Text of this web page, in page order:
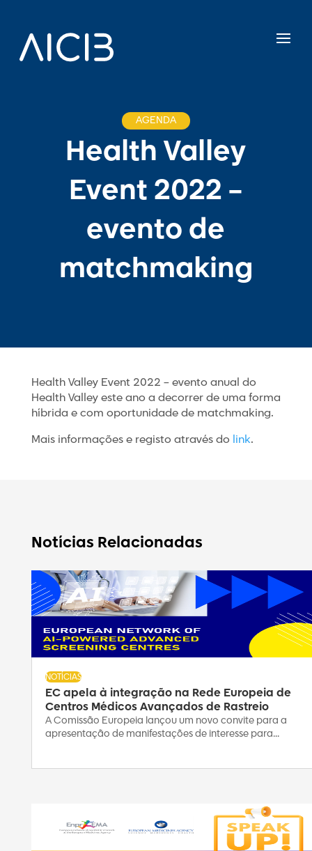
AGENDA
Health Valley
Event 2022 –
evento de
matchmaking
Health Valley Event 2022 – evento anual do
Health Valley este ano a decorrer de uma forma
híbrida e com oportunidade de matchmaking.
Mais informações e registo através do link.
Notícias Relacionadas
EC apela à integração na Rede Europeia de
Centros Médicos Avançados de Rastreio
NOTÍCIAS
A Comissão Europeia lançou um novo convite para a
apresentação de manifestações de interesse para...